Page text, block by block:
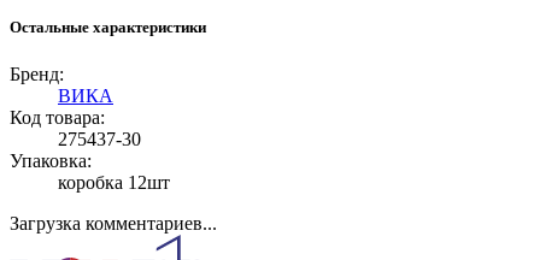
Остальные характеристики
Бренд:
ВИКА
Код товара:
275437-30
Упаковка:
коробка 12шт
Загрузка комментариев...